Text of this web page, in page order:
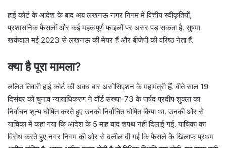
हाई कोर्ट के आदेश के बाद अब लखनऊ नगर निगम में वित्तीय स्वीकृतियों,
प्रशासनिक फैसलों और कई महत्वपूर्ण फाइलों पर असर पड़ सकता है. सुषमा
खर्कवाल मई 2023 से लखनऊ की मेयर हैं और बीजेपी की वरिष्ठ नेता हैं.
क्या है पूरा मामला?
ललित तिवारी हाई कोर्ट की अवध बार असोसिएशन के महामंत्री हैं. बीते साल 19
दिसंबर को चुनाव न्यायाधिकरण ने वॉर्ड संख्या-73 के पार्षद प्रदीप शुक्ला का
निर्वाचन शून्य घोषित करते हुए उनको निर्वाचित घोषित किया था. उनकी ओर से
याचिका में कहा गया कि आदेश के 5 माह बाद शपथ नहीं दिलाई गई. याचिका का
विरोध करते हुए नगर निगम की ओर से दलील दी गई कि फैसले के खिलाफ प्रथम